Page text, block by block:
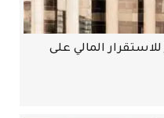
المالي على